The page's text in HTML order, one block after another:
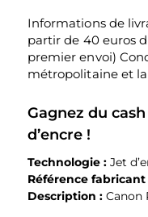
Informations de
partir de 40 euros
premier envoi)
métropolitaine et
Gagnez du
d’encre !
Technologie :Jet
Référence fabricant
Description : Canon